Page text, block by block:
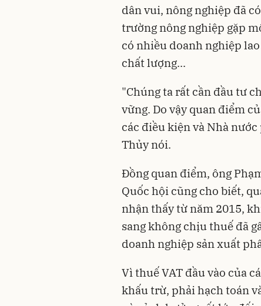
dân vui, nông nghiệp đã
trường nông nghiệp gặp
có nhiều doanh nghiệp
chất lượng...
"Chúng ta rất cần đầu tư
vững. Do vậy quan điểm
các điều kiện và Nhà
Thủy nói.
Đồng quan điểm, ông
Quốc hội cũng cho biết,
nhận thấy từ năm 2015,
sang không chịu thuế đã
doanh nghiệp sản xuất
Vì thuế VAT đầu vào của
khấu trừ, phải hạch toán